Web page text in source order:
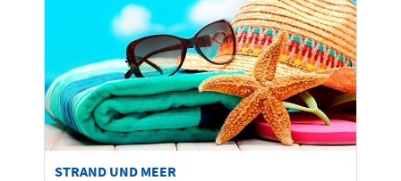
STRAND UND MEER